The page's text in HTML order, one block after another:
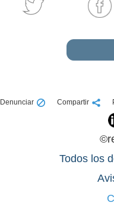
Denunciar Compartir
Todos los